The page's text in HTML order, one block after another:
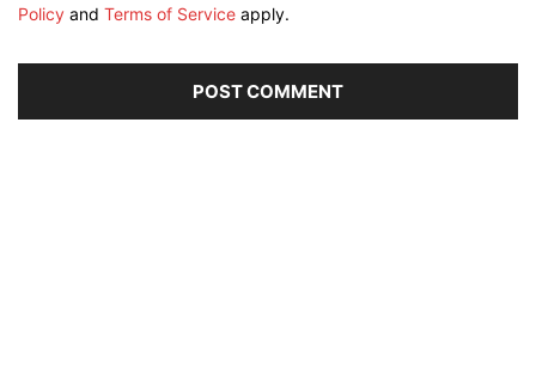
Policy and Terms of Service apply.